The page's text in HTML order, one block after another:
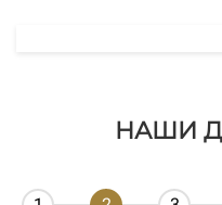
НАШИ